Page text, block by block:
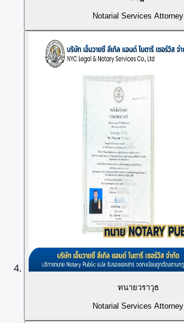
Notarial Services Attorney
ทนายวราวุธ
Notarial Services Attorney